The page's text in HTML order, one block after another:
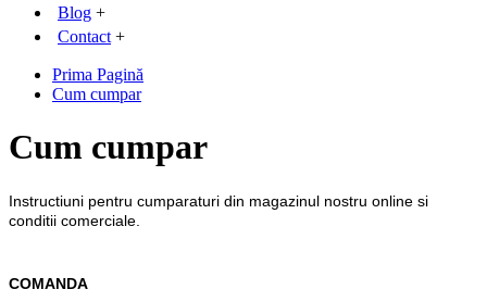
Blog +
Contact +
Prima Pagină
Cum cumpar
Cum cumpar
Instructiuni pentru cumparaturi din magazinul nostru online si
conditii comerciale.
COMANDA